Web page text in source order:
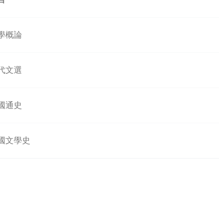
概論
文選
通史
文學史